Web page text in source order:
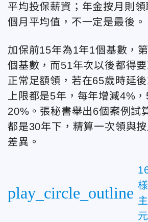
平均投保薪資；年金按月則
個月平均值，不一定是最後。
加保前15年為1年1個基數，
個基數，而51年次以後都得
正常足額領，若在65歲時延後
上限都是5年，每年增減4%
20%。張秘書舉出6個案例試
都是30年下，精算一次領與
差異。
play_circle_outline